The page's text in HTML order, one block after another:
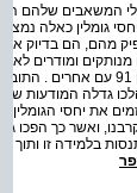
בעלי המשאבים
גומלין כאלה
מהם, הם בדיוק
ומודרים לא
ההדרה שלהם ובכך ליצור
גדלה המודעות שלי
את יחסי
ואשר כך הפכו